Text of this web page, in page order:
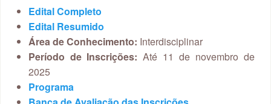
Edital Completo
Edital Resumido
Área de Conhecimento: Interdisciplinar
Período de Inscrições: Até 11 de novembro de
2025
Programa